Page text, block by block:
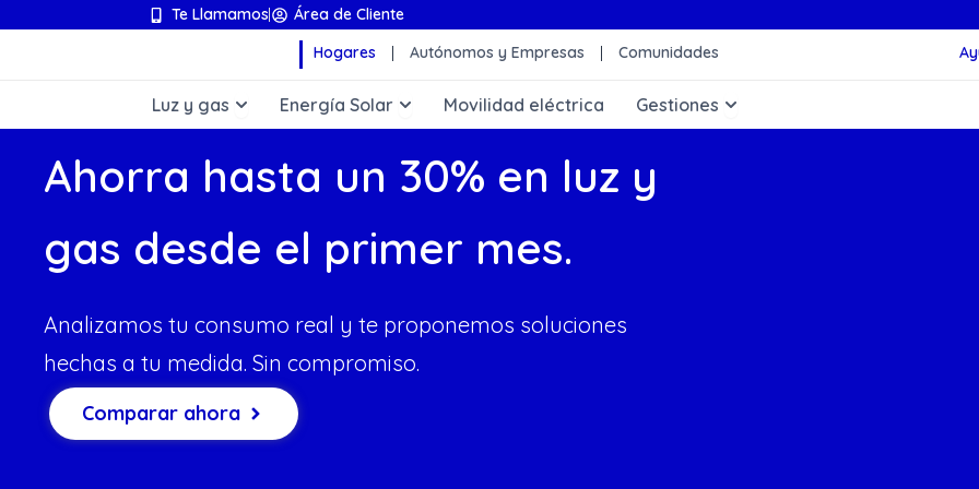
Te Llamamos
Área de Cliente
Hogares
Autónomos y Empresas Comunidades
Luz y gas Abrir Luz y gas
Energía Solar Abrir Energía Solar
Movilidad eléctrica Gestiones Abrir Gestiones
Ahorra hasta un 30% en luz y
gas desde el primer mes.
Analizamos tu consumo real y te proponemos soluciones
hechas a tu medida. Sin compromiso.
Comparar ahora